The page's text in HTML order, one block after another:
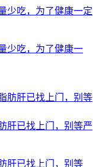
少吃，为了健康一定
少吃，为了健康一
肝已找上门，别等严
肝已找上门，别等